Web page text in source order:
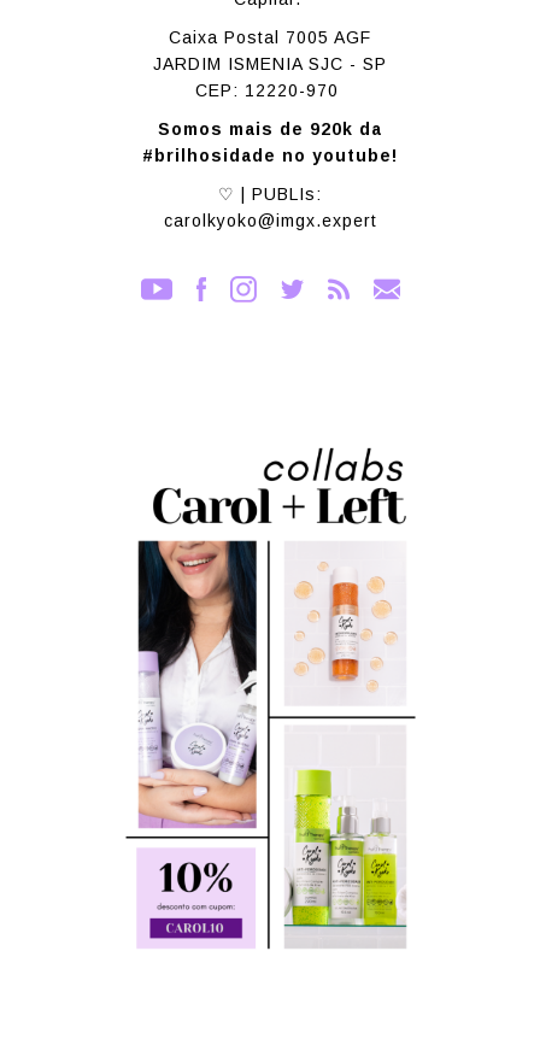
Caixa Postal 7005 AGF
JARDIM ISMENIA SJC - SP
CEP: 12220-970
Somos mais de 920k da
#brilhosidade no youtube!
♡ | PUBLIs:
carolkyoko@imgx.expert